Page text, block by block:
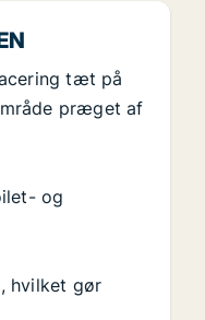
tæt på
præget af
og
hvilket gør